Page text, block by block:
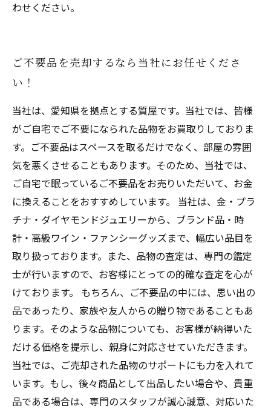
わせください。
ご不要品を売却するなら当社にお任せくださ
い！
当社は、愛知県を拠点とする質屋です。当社では、皆様
がご自宅でご不要になられた品物をお買取りしておりま
す。ご不要品はスペースを取るだけでなく、部屋の雰囲
気を悪くさせることもあります。そのため、当社では、
ご自宅で眠っているご不要品をお売りいただいて、お金
に換えることをおすすめしています。 当社は、金・プラ
チナ・ダイヤモンドジュエリーから、ブランド品・時
計・高級ワイン・ファンシーグッズまで、幅広い品目を
取り扱っております。また、品物の査定は、専門の鑑定
士が行いますので、お客様にとっての的確な査定を心が
けております。 もちろん、ご不要品の中には、思い出の
品であったり、家族や友人からの贈り物であることもあ
ります。そのような品物についても、お客様が納得いた
だける価格を提示し、親身に対応させていただきます。
当社では、ご売却された品物のサポートにも力を入れて
います。もし、後々商品として出品したい場合や、貴重
品である場合は、専門のスタッフが誠心誠意、対応いた